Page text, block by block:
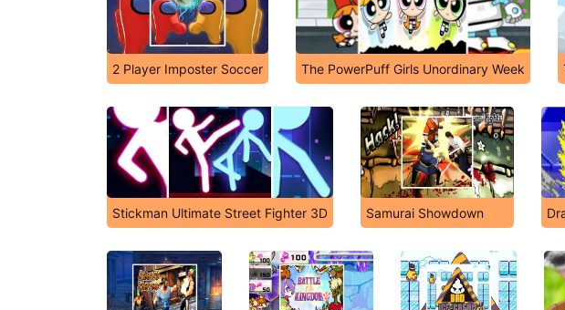
2 Player Imposter Soccer The PowerPuff Girls Unordinary Week
Stickman Ultimate Street Fighter 3D Samurai Showdown